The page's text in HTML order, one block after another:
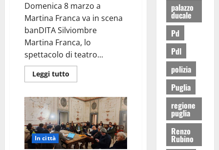
Domenica 8 marzo a
Martina Franca va in scena
banDITA Silviombre
Martina Franca, lo
spettacolo di teatro...
Leggi tutto
In città
palazzo
ducale
Pd
Pdl
polizia
Puglia
regione
puglia
Renzo
Rubino